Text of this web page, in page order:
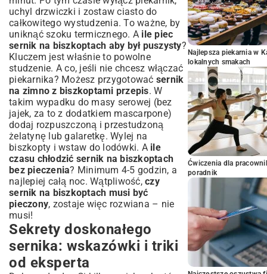
uchyl drzwiczki i zostaw ciasto do
całkowitego wystudzenia. To ważne, by
uniknąć szoku termicznego. A ile piec
sernik na biszkoptach aby był puszysty?
Kluczem jest właśnie to powolne
studzenie. A co, jeśli nie chcesz włączać
piekarnika? Możesz przygotować sernik
na zimno z biszkoptami przepis. W
takim wypadku do masy serowej (bez
jajek, za to z dodatkiem mascarpone)
dodaj rozpuszczoną i przestudzoną
żelatynę lub galaretkę. Wylej na
biszkopty i wstaw do lodówki. A ile
czasu chłodzić sernik na biszkoptach
bez pieczenia? Minimum 4-5 godzin, a
najlepiej całą noc. Wątpliwość, czy
sernik na biszkoptach musi być
pieczony, zostaje więc rozwiana – nie
musi!
Sekrety doskonałego
sernika: wskazówki i triki
od eksperta
Najlepsza piekarnia w
lokalnych smakach
Ćwiczenia dla
poradnik